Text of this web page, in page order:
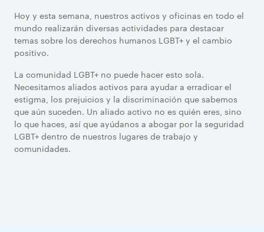
Hoy y esta semana, nuestros activos y oficinas en todo el
mundo realizarán diversas actividades para destacar
temas sobre los derechos humanos LGBT+ y el cambio
positivo.
La comunidad LGBT+ no puede hacer esto sola.
Necesitamos aliados activos para ayudar a erradicar el
estigma, los prejuicios y la discriminación que sabemos
que aún suceden. Un aliado activo no es quién eres, sino
lo que haces, así que ayúdanos a abogar por la seguridad
LGBT+ dentro de nuestros lugares de trabajo y
comunidades.